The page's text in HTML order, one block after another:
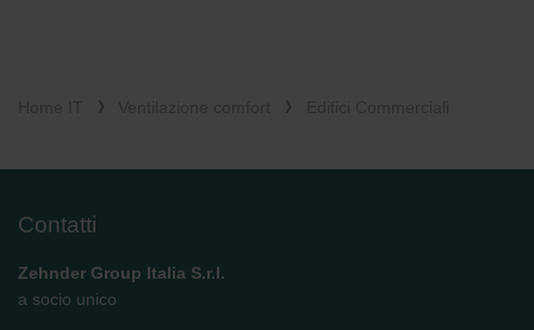
Contatti
Zehnder Group Italia S.r.l.
a socio unico